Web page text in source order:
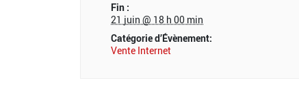
Fin :
21 juin @ 18 h 00 min
Catégorie d’Évènement:
Vente Internet